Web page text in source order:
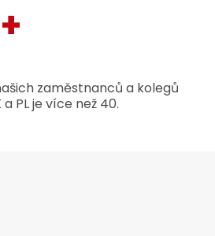
zaměstnanců a kolegů
a PL je více než 40.